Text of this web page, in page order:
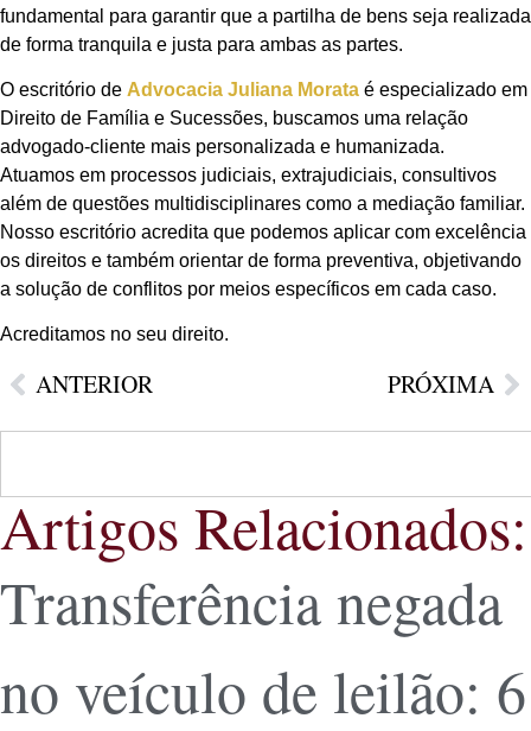
fundamental para garantir que a partilha de bens seja realizada
de forma tranquila e justa para ambas as partes.
O escritório de Advocacia Juliana Morata é especializado em
Direito de Família e Sucessões, buscamos uma relação
advogado-cliente mais personalizada e humanizada.
Atuamos em processos judiciais, extrajudiciais, consultivos
além de questões multidisciplinares como a mediação familiar.
Nosso escritório acredita que podemos aplicar com excelência
os direitos e também orientar de forma preventiva, objetivando
a solução de conflitos por meios específicos em cada caso.
Acreditamos no seu direito.
ANTERIOR PRÓXIMA
Artigos Relacionados:
Transferência negada
no veículo de leilão: 6